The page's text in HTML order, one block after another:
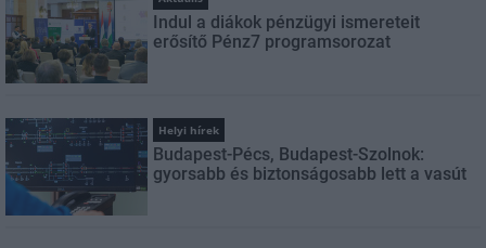
Indul a diákok pénzügyi ismereteit
erősítő Pénz7 programsorozat
Helyi hírek
Budapest-Pécs, Budapest-Szolnok:
gyorsabb és biztonságosabb lett a vasút